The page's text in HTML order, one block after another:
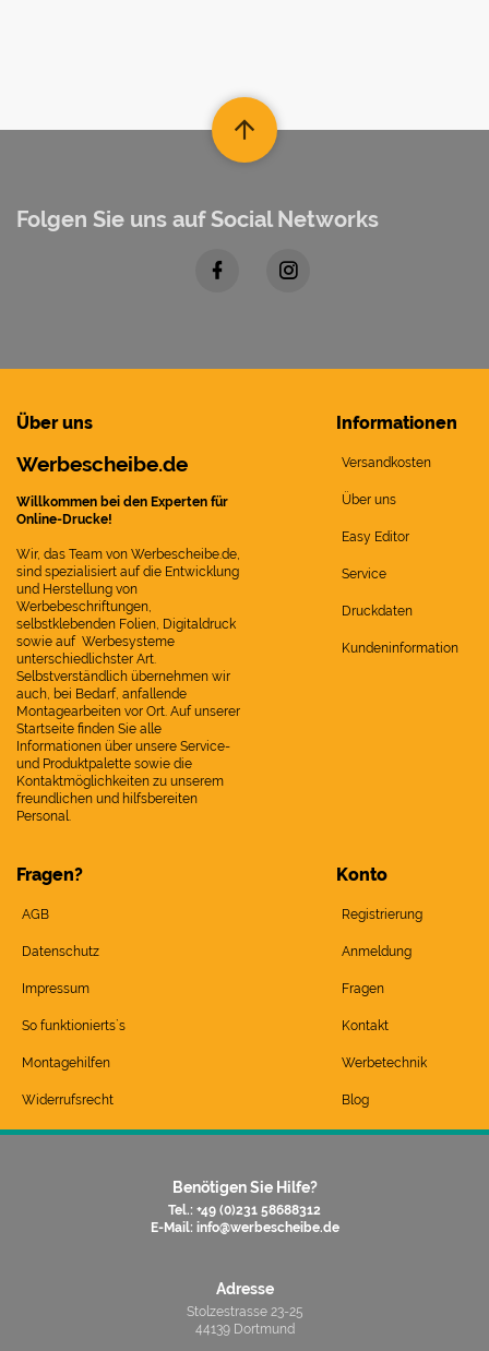
Folgen Sie uns auf Social Networks
Über uns
Werbescheibe.de
Willkommen bei den Experten für
Online-Drucke!
Wir, das Team von Werbescheibe.de,
sind spezialisiert auf die Entwicklung
und Herstellung von
Werbebeschriftungen,
selbstklebenden Folien, Digitaldruck
sowie auf Werbesysteme
unterschiedlichster Art.
Selbstverständlich übernehmen wir
auch, bei Bedarf, anfallende
Montagearbeiten vor Ort. Auf unserer
Startseite finden Sie alle
Informationen über unsere Service-
und Produktpalette sowie die
Kontaktmöglichkeiten zu unserem
freundlichen und hilfsbereiten
Personal.
Informationen
Versandkosten
Über uns
Easy Editor
Service
Druckdaten
Kundeninformation
Fragen?
AGB
Datenschutz
Impressum
So funktionierts`s
Montagehilfen
Widerrufsrecht
Konto
Registrierung
Anmeldung
Fragen
Kontakt
Werbetechnik
Blog
Benötigen Sie Hilfe?
Tel.: +49 (0)231 58688312
E-Mail: info@werbescheibe.de
Adresse
Stolzestrasse 23-25
44139 Dortmund